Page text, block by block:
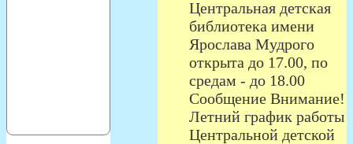
Центральная детская
библиотека имени
Ярослава Мудрого
открыта до 17.00, по
средам - до 18.00
Сообщение Внимание!
Летний график работы
Центральной детской